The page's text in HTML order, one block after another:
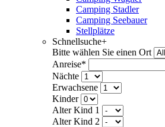
Camping Stadler
Camping Seebauer
Stellplätze
Schnellsuche+
Bitte wählen Sie einen Ort
Anreise*
Nächte
Erwachsene
Kinder
Alter Kind 1
Alter Kind 2